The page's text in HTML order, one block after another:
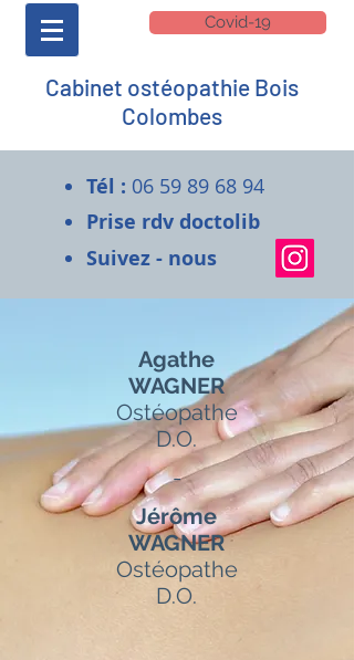
Covid-19
Cabinet ostéopathie Bois
Colombes
Tél : 06 59 89 68 94
Prise rdv doctolib
Suivez - nous
Agathe
WAGNER
Ostéopathe
D.O.
-
Jérôme
WAGNER
Ostéopathe
D.O.